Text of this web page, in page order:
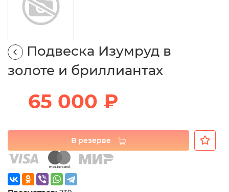
Подвеска Изумруд в
золоте и бриллиантах
65 000 ₽
В резерве